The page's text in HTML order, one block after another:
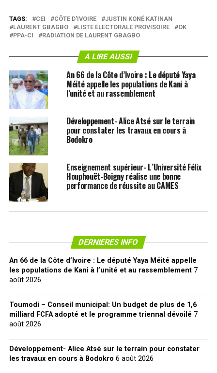
TAGS: CEI CÔTE D'IVOIRE
JUSTIN KONÉ KATINAN
LAURENT GBAGBO
LISTE ÉLECTORALE PROVISOIRE
OK
PPA-CI
RADIATION DE LAURENT GBAGBO
A LIRE AUSSI
An 66 de la Côte d’Ivoire : Le député Yaya
Méité appelle les populations de Kani à
l’unité et au rassemblement
Développement- Alice Atsé sur le terrain
pour constater les travaux en cours à
Bodokro
Enseignement supérieur- L’Université Félix
Houphouët-Boigny réalise une bonne
performance de réussite au CAMES
DERNIERES INFO
An 66 de la Côte d’Ivoire : Le député Yaya Méité appelle
les populations de Kani à l’unité et au rassemblement 7
août 2026
Toumodi – Conseil municipal: Un budget de plus de 1,6
milliard FCFA adopté et le programme triennal dévoilé 7
août 2026
Développement- Alice Atsé sur le terrain pour constater
les travaux en cours à Bodokro 6 août 2026